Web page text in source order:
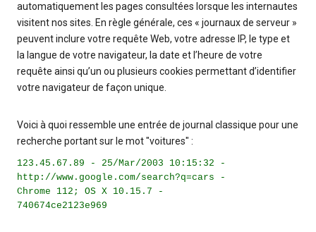
automatiquement les pages consultées lorsque les internautes
visitent nos sites. En règle générale, ces « journaux de serveur »
peuvent inclure votre requête Web, votre adresse IP, le type et
la langue de votre navigateur, la date et l’heure de votre
requête ainsi qu’un ou plusieurs cookies permettant d’identifier
votre navigateur de façon unique.
Voici à quoi ressemble une entrée de journal classique pour une
recherche portant sur le mot "voitures" :
123.45.67.89 - 25/Mar/2003 10:15:32 -
http://www.google.com/search?q=cars -
Chrome 112; OS X 10.15.7 -
740674ce2123e969